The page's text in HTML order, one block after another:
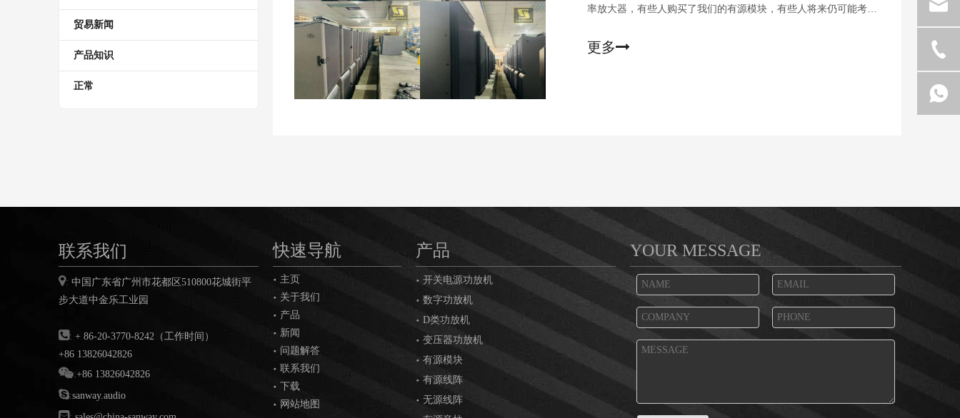
贸易新闻
产品知识
正常
率放大器，有些人购买了我们的有源模块，有些人将来仍可能考虑
更多
联系我们
: 中国广东省广州市花都区510800花城街平
步大道中金乐工业园
: + 86-20-3770-8242（工作时间）
+86 13826042826
:+86 13826042826
:sanway.audio
快速导航
主页
关于我们
产品
新闻
问题解答
联系我们
下载
网站地图
产品
开关电源功放机
数字功放机
D类功放机
变压器功放机
有源模块
有源线阵
无源线阵
YOUR MESSAGE